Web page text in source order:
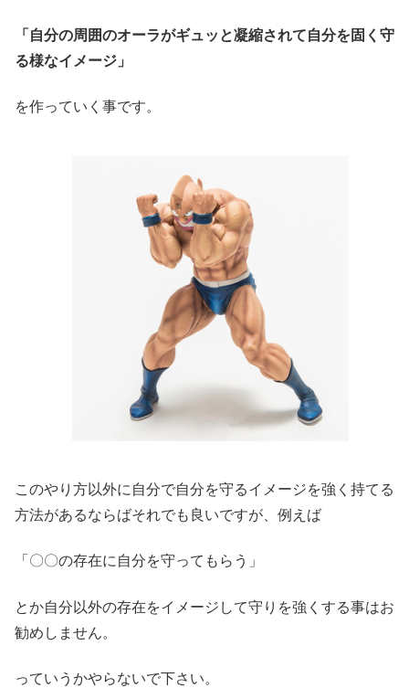
「自分の周囲のオーラがギュッと凝縮されて自分を固く守
る様なイメージ」
を作っていく事です。
このやり方以外に自分で自分を守るイメージを強く持てる
方法があるならばそれでも良いですが、例えば
「〇〇の存在に自分を守ってもらう」
とか自分以外の存在をイメージして守りを強くする事はお
勧めしません。
っていうかやらないで下さい。